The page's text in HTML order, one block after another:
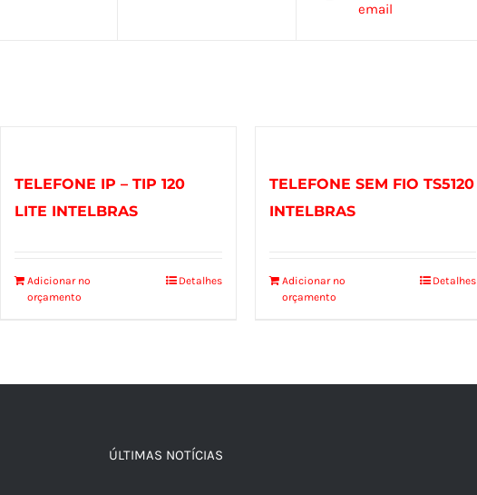
email
TELEFONE IP – TIP 120
LITE INTELBRAS
Adicionar no
orçamento
Detalhes
TELEFONE SEM FIO TS5120
INTELBRAS
Adicionar no
orçamento
Detalhes
ÚLTIMAS NOTÍCIAS